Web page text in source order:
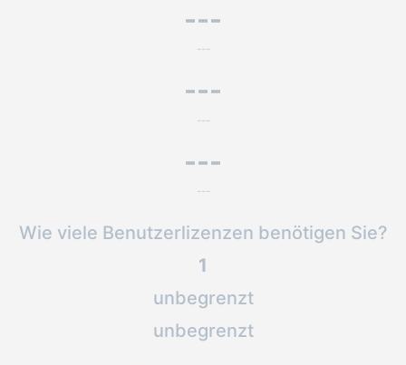
---
---
---
---
---
---
Wie viele Benutzerlizenzen benötigen Sie?
1
unbegrenzt
unbegrenzt